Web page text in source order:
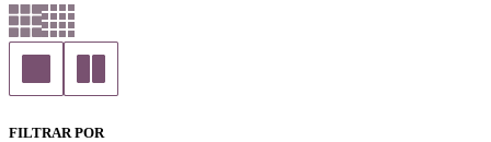
FILTRAR POR